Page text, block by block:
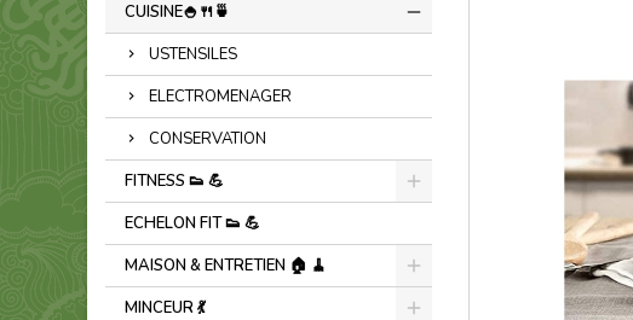
CUISINE🍚​🍴​🍵​
USTENSILES
ELECTROMENAGER
CONSERVATION
FITNESS 👟 ​💪​
ECHELON FIT 👟 ​💪​
MAISON & ENTRETIEN 🏠 🧹
MINCEUR 💃